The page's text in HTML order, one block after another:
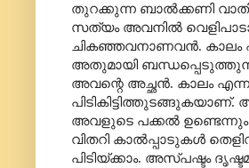
തുറക്കുന്ന ബാൽക്കണി
സത്യം അവനിൽ
ചികഞ്ഞവനാണവൻ. കാലം
അതുമായി
അവന്റെ അച്ഛൻ. കാലം
പിടികിട്ടിത്തുടങ്ങുകയാണ്.
അവളുടെ പക്കൽ
വിതറി കാൽപ്പാടുകൾ
പിടിയ്ക്കാം. അസ്പഷ്ടം